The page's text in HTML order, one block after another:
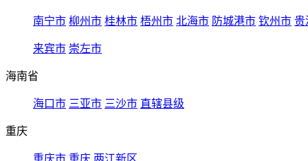
南宁市 柳州市 桂林市 梧州市 北海市 防城港市 钦州市 贵
来宾市 崇左市
海南省
海口市 三亚市 三沙市 直辖县级
重庆
重庆市 重庆 两江新区